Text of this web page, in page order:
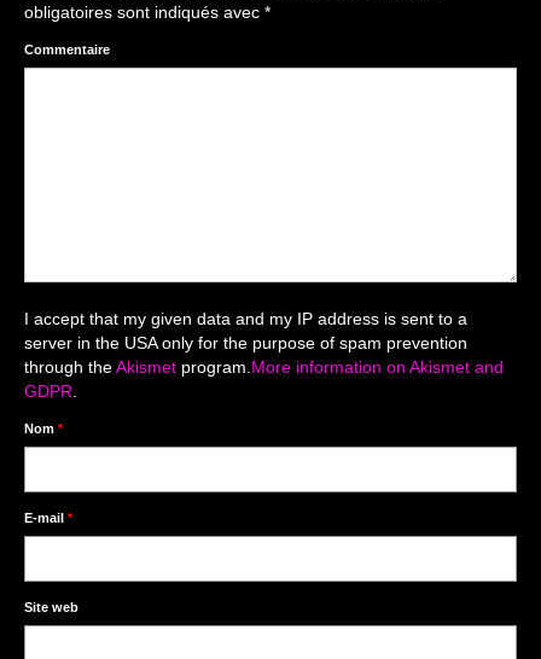
Galeries Privées
séance du 25.04.26
Cartes de remerciement
Photomontages
Prestations
Contact
Décors studio / Tenues / Accessoires
obligatoires sont indiqués avec *
Commentaire
I accept that my given data and my IP address is sent to a
server in the USA only for the purpose of spam prevention
through theAkismet program.More information on Akismet and
GDPR.
Nom *
E-mail *
Site web